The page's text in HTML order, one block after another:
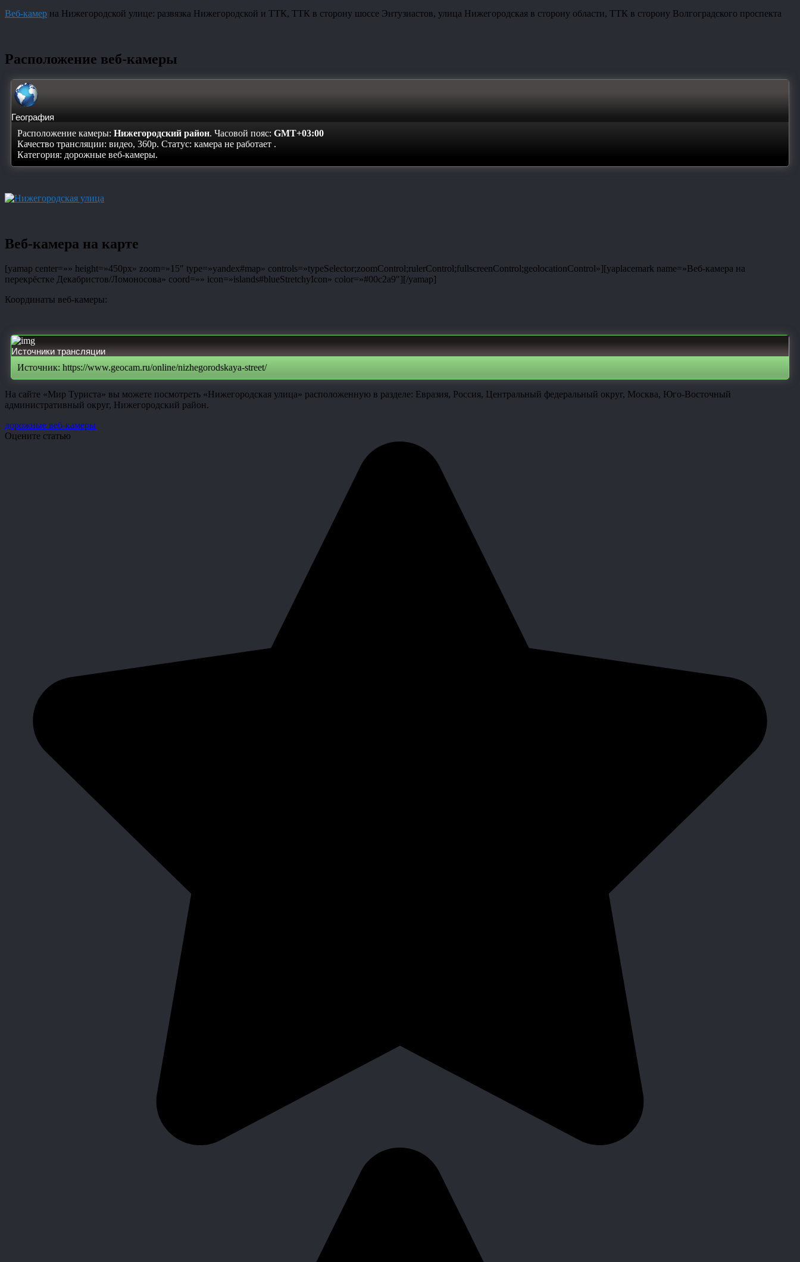
Веб-камер на Нижегородской улице: развязка Нижегородской и ТТК, ТТК в сторону шоссе Энтузиастов, улица Нижегородская в сторону области, ТТК в сторону Волгоградского проспекта
Расположение веб-камеры
География
Расположение камеры: Нижегородский район. Часовой пояс: GMT+03:00
Качество трансляции: видео, 360p. Статус: камера не работает .
Категория: дорожные веб-камеры.
Веб-камера на карте
[yamap center=»» height=»450px» zoom=»15″ type=»yandex#map» controls=»typeSelector;zoomControl;rulerControl;fullscreenControl;geolocationControl»][yaplacemark name=»Веб-камера на
перекрёстке Декабристов/Ломоносова» coord=»» icon=»islands#blueStretchyIcon» color=»#00c2a9″][/yamap]
Координаты веб-камеры:
Источники трансляции
Источник: https://www.geocam.ru/online/nizhegorodskaya-street/
На сайте «Мир Туриста» вы можете посмотреть «Нижегородская улица» расположенную в разделе: Евразия, Россия, Центральный федеральный округ, Москва, Юго-Восточный
административный округ, Нижегородский район.
дорожные веб-камеры
Оцените статью